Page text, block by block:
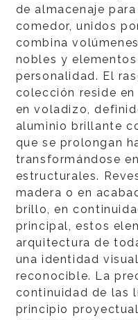
de almacenaje
comedor, unidos
combina
nobles y
personalidad. El
colección reside
en voladizo,
aluminio brillante
que se prolongan
transformándose
estructurales.
madera o en
brillo, en
principal, estos
arquitectura de
una identidad
reconocible. La
continuidad de las
principio